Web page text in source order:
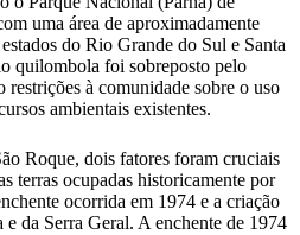
uma área de aproximadamente
do Rio Grande do Sul e Santa
quilombola foi sobreposto pelo
à comunidade sobre o uso
ambientais existentes.
Roque, dois fatores foram cruciais
terras ocupadas historicamente por
ocorrida em 1974 e a criação
e da Serra Geral. A enchente de 1974